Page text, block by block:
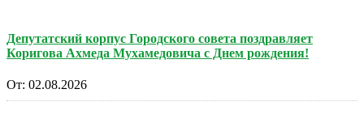
Депутатский корпус Городского совета поздравляет
Коригова Ахмеда Мухамедовича с Днем рождения!
От: 02.08.2026